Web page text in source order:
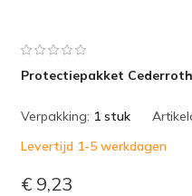
Protectiepakket
Verpakking: 1 stuk
Levertijd 1-5 werkdagen
€ 9,23